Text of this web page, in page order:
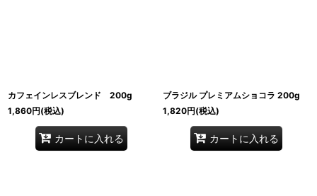
カフェインレスブレンド 200g
1,860円(税込)
カートに入れる
ブラジル プレミアムショコラ 200g
1,820円(税込)
カートに入れる